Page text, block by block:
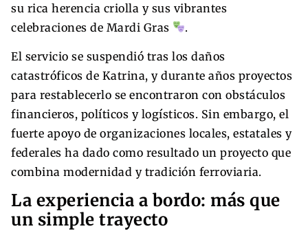
su rica herencia criolla y sus vibrantes
celebraciones de Mardi Gras
.
El servicio se suspendió tras los daños
catastróficos de Katrina, y durante años proyectos
para restablecerlo se encontraron con obstáculos
financieros, políticos y logísticos. Sin embargo, el
fuerte apoyo de organizaciones locales, estatales y
federales ha dado como resultado un proyecto que
combina modernidad y tradición ferroviaria.
La experiencia a bordo: más que
un simple trayecto